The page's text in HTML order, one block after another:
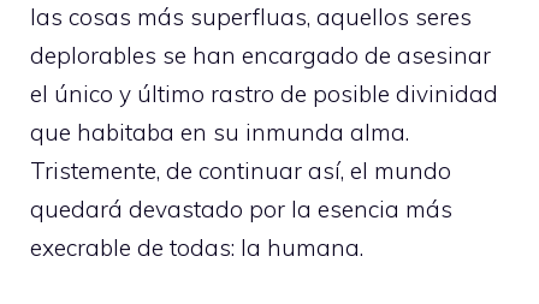
las cosas más superfluas, aquellos seres
deplorables se han encargado de asesinar
el único y último rastro de posible divinidad
que habitaba en su inmunda alma.
Tristemente, de continuar así, el mundo
quedará devastado por la esencia más
execrable de todas: la humana.